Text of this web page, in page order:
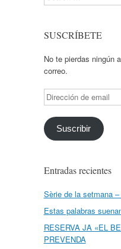
SUSCRÍBETE
No te pierdas ningún
correo.
Dirección
de
email
Suscribir
Entradas recientes
Sèrie de la setmana –
Estas palabras
RESERVA JA «EL
PREVENDA